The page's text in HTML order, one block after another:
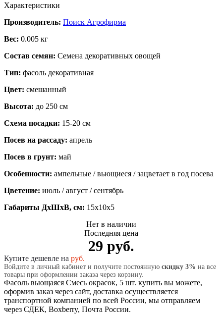
Характеристики
Производитель: Поиск Агрофирма
Вес: 0.005 кг
Состав семян: Семена декоративных овощей
Тип: фасоль декоративная
Цвет: смешанный
Высота: до 250 см
Схема посадки: 15-20 см
Посев на рассаду: апрель
Посев в грунт: май
Особенности: ампельные / вьющиеся / зацветает в год посева
Цветение: июль / август / сентябрь
Габариты ДхШхВ, см: 15x10x5
Нет в наличии
Последняя цена
29 руб.
Купите дешевле на руб.
Войдите в личный кабинет и получите постоянную скидку 3% на все
товары при оформлении заказа через корзину.
Фасоль вьющаяся Смесь окрасок, 5 шт. купить вы можете,
оформив заказ через сайт, доставка осуществляется
транспортной компанией по всей России, мы отправляем
через СДЕК, Boxberry, Почта России.